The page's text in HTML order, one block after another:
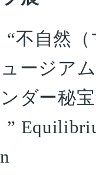
自然（
ージア
ダー秘